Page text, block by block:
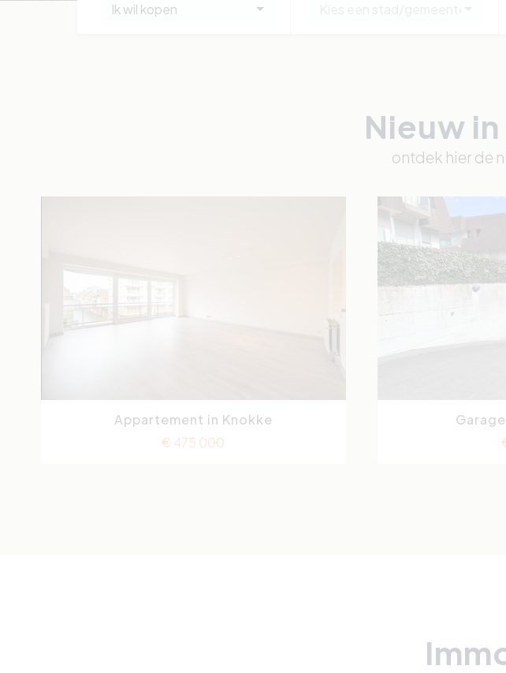
Ik wil kopen
Nieuw
ontdek hier de
Lippenslaan 2
Appartement in Knokke
€ 475 000